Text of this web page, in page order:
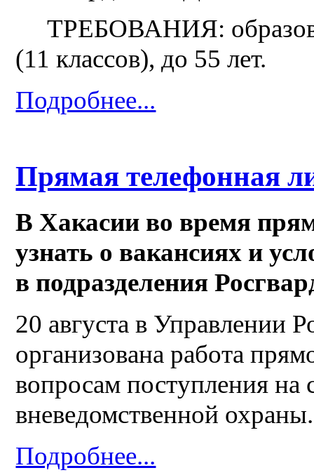
ТРЕБОВАНИЯ:
(11 классов), до 55 лет.
Подробнее...
Прямая телефонная
В Хакасии во время
узнать о вакансиях и
в подразделения
20 августа в Управлении
организована работа
вопросам поступления на
вневедомственной
Подробнее...